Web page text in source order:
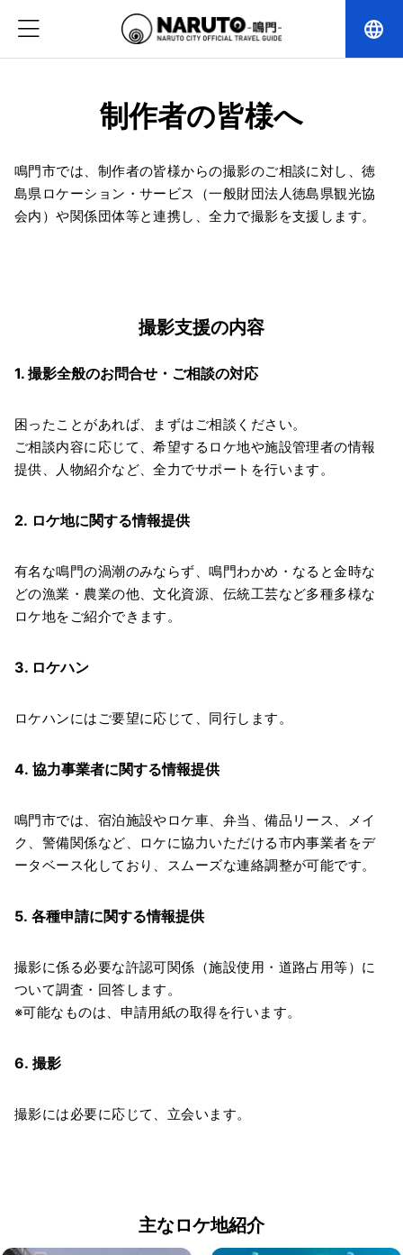
language
制作者の皆様へ
鳴門市では、制作者の皆様からの撮影のご相談に対し、徳
島県ロケーション・サービス（一般財団法人徳島県観光協
会内）や関係団体等と連携し、全力で撮影を支援します。
撮影支援の内容
1. 撮影全般のお問合せ・ご相談の対応
困ったことがあれば、まずはご相談ください。
ご相談内容に応じて、希望するロケ地や施設管理者の情報
提供、人物紹介など、全力でサポートを行います。
2. ロケ地に関する情報提供
有名な鳴門の渦潮のみならず、鳴門わかめ・なると金時な
どの漁業・農業の他、文化資源、伝統工芸など多種多様な
ロケ地をご紹介できます。
3. ロケハン
ロケハンにはご要望に応じて、同行します。
4. 協力事業者に関する情報提供
鳴門市では、宿泊施設やロケ車、弁当、備品リース、メイ
ク、警備関係など、ロケに協力いただける市内事業者をデ
ータベース化しており、スムーズな連絡調整が可能です。
5. 各種申請に関する情報提供
撮影に係る必要な許認可関係（施設使用・道路占用等）に
ついて調査・回答します。
※可能なものは、申請用紙の取得を行います。
6. 撮影
撮影には必要に応じて、立会います。
主なロケ地紹介